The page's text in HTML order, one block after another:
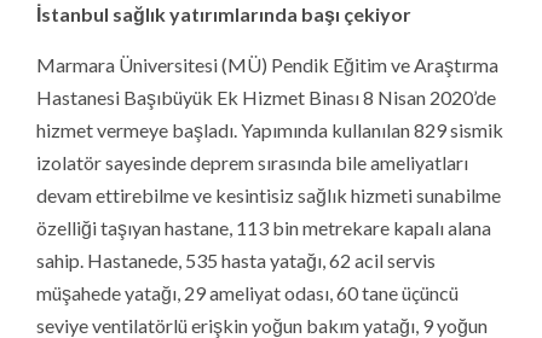
İstanbul sağlık yatırımlarında başı çekiyor
Marmara Üniversitesi (MÜ) Pendik Eğitim ve Araştırma
Hastanesi Başıbüyük Ek Hizmet Binası 8 Nisan 2020’de
hizmet vermeye başladı. Yapımında kullanılan 829 sismik
izolatör sayesinde deprem sırasında bile ameliyatları
devam ettirebilme ve kesintisiz sağlık hizmeti sunabilme
özelliği taşıyan hastane, 113 bin metrekare kapalı alana
sahip. Hastanede, 535 hasta yatağı, 62 acil servis
müşahede yatağı, 29 ameliyat odası, 60 tane üçüncü
seviye ventilatörlü erişkin yoğun bakım yatağı, 9 yoğun